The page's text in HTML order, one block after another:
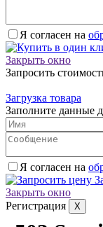
Я согласен на
Закрыть окно
Запросить
Загрузка товара
Заполните данные
Я согласен на
Закрыть окно
Регистрация
X